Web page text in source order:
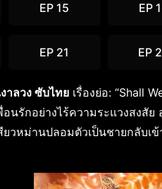
EP 15 EP
EP 21 EP
าลวง ซับไทย เรื่องย่อ: “Shall
นรักอย่างไร้ความระแวงสงสั
วหม่านปลอมตัวเป็นชายกลับ